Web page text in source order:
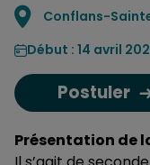
Localisation
Conflans-
Début : 14 avril
Postuler
Présentation de